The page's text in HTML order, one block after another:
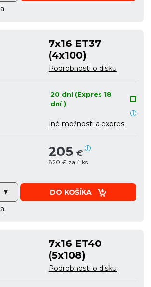
7x16 ET37
(4x100)
Podrobnosti o disku
20 dní (Expres 18
dní )
Iné možnosti a expres
205 €
820 € za 4 ks
DO KOŠÍKA
7x16 ET40
(5x108)
Podrobnosti o disku